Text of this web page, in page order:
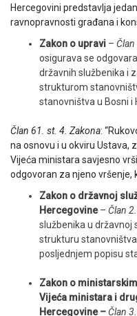
Hercegovini predstavlja
ravnopravnosti građana i
Zakon o upravi –
osigurava se
državnih službenika i
strukturom
stanovništva u Bosni i
Član 61. st. 4. Zakona:
na osnovu i u okviru Ustava,
Vijeća ministara savjesno
odgovoran za njeno vršenje,
Zakon o državnoj
Hercegovine– Član
službenika u državnoj
strukturu
posljednjem popisu
Zakon o
Vijeća ministara i
Hercegovine –Član